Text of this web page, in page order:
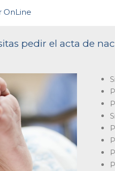
OnLine
pedir el acta de